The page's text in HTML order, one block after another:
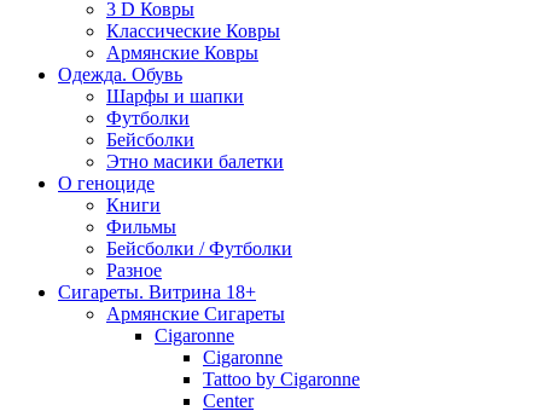
3 D Ковры
Классические Ковры
Армянские Ковры
Одежда. Обувь
Шарфы и шапки
Футболки
Бейсболки
Этно масики балетки
О геноциде
Книги
Фильмы
Бейсболки / Футболки
Разное
Сигареты. Витрина 18+
Армянские Сигареты
Cigaronne
Cigaronne
Tattoo by Cigaronne
Center